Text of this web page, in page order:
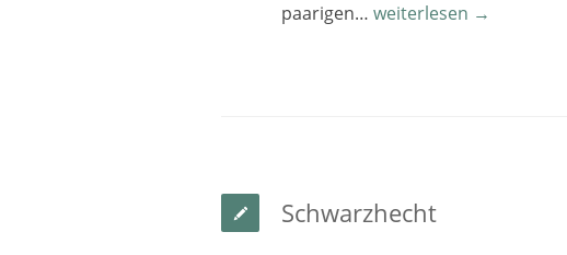
paarigen… weiterlesen →
Schwarzhecht